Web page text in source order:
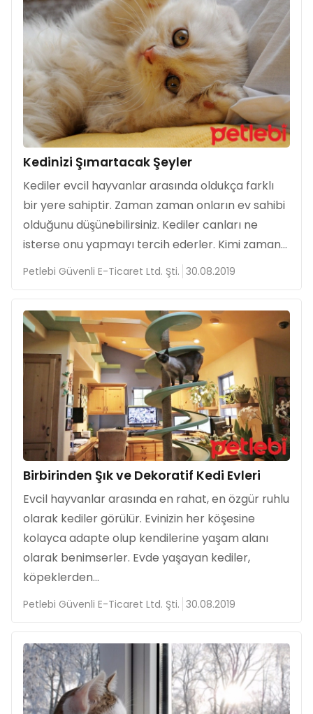
Kedinizi Şımartacak Şeyler
Kediler evcil hayvanlar arasında oldukça farklı
bir yere sahiptir. Zaman zaman onların ev sahibi
olduğunu düşünebilirsiniz. Kediler canları ne
isterse onu yapmayı tercih ederler. Kimi zaman...
Petlebi Güvenli E-Ticaret Ltd. Şti. 30.08.2019
Birbirinden Şık ve Dekoratif Kedi Evleri
Evcil hayvanlar arasında en rahat, en özgür ruhlu
olarak kediler görülür. Evinizin her köşesine
kolayca adapte olup kendilerine yaşam alanı
olarak benimserler. Evde yaşayan kediler,
köpeklerden...
Petlebi Güvenli E-Ticaret Ltd. Şti. 30.08.2019